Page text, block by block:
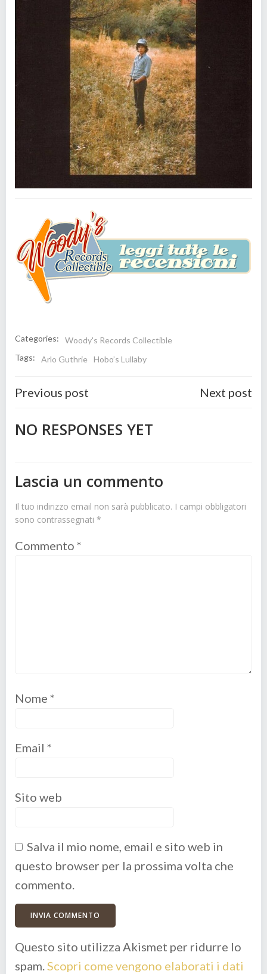
Categories:
Woody's Records Collectible
Tags:
Arlo Guthrie Hobo’s Lullaby
Post
navigation
Previous post Next post
NO RESPONSES YET
Lascia un commento
Il tuo indirizzo email non sarà pubblicato. I campi obbligatori
sono contrassegnati *
Commento *
Nome *
Email *
Sito web
Salva il mio nome, email e sito web in
questo browser per la prossima volta che
commento.
Questo sito utilizza Akismet per ridurre lo
spam.Scopri come vengono elaborati i dati